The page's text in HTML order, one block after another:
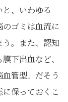
、いわゆる
のゴミは血流に
。また、認知
下出血など、
管型」だそう
保っておくこ